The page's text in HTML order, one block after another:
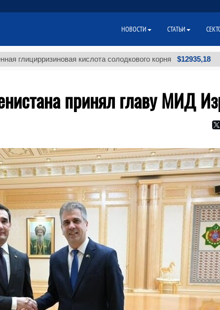
кислота солодкового корня $12935,18
принял главу МИД
НОВОСТИ СТАТЬИ